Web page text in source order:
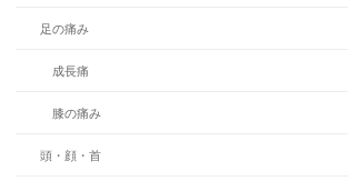
足の痛み
成長痛
膝の痛み
頭・顔・首